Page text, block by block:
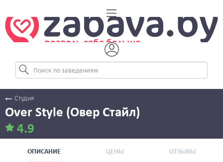
Студия
Over Style (Овер Стайл)
4.9
ОПИСАНИЕ ЦЕНЫ ОТЗЫВЫ